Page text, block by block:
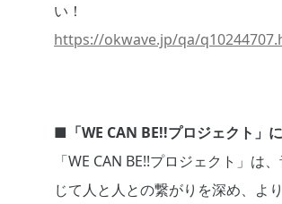
い！
https://okwave.jp/qa/
■「WE CAN BE!!プロジェクト」
「WE CAN BE!!プロジェクト」は
じて人と人との繋がりを深め、よ